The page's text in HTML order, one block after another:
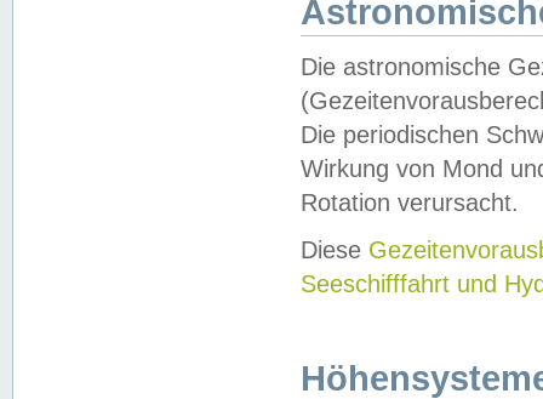
Die astronomische
Die periodischen
Wirkung von Mond
Rotation verursacht.
Diese
Seeschifffahrt und